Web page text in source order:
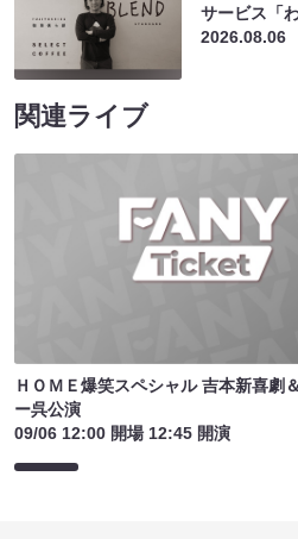
サービス「
2026.08.06
関連ライブ
ＨＯＭＥ爆笑スペシャル 吉本新喜劇
ー呉公演
09/06 12:00 開場 12:45 開演